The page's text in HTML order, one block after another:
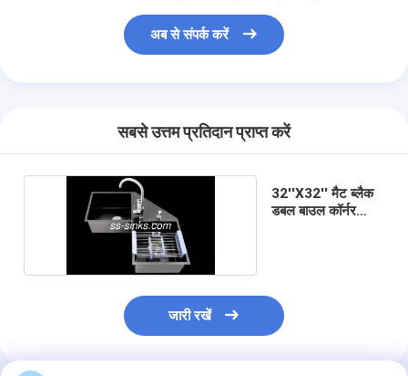
अब से संपर्क करें
सबसे उत्तम प्रतिदान प्राप्त करें
32''X32'' मैट ब्लैक
डबल बाउल कॉर्नर
जारी रखें